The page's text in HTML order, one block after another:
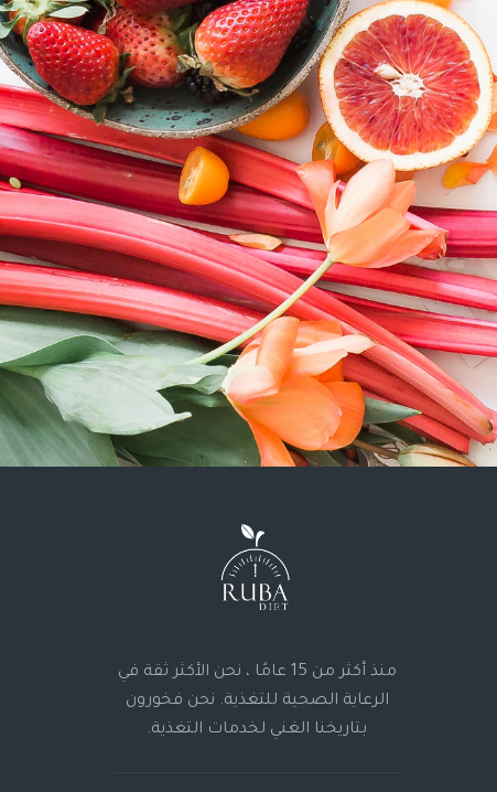
منذ أكثر من 15 عامًا ، نحن الأكثر ثقة في
الرعاية الصحية للتغذية. نحن فخورون
بتاريخنا الغني لخدمات التغذية.